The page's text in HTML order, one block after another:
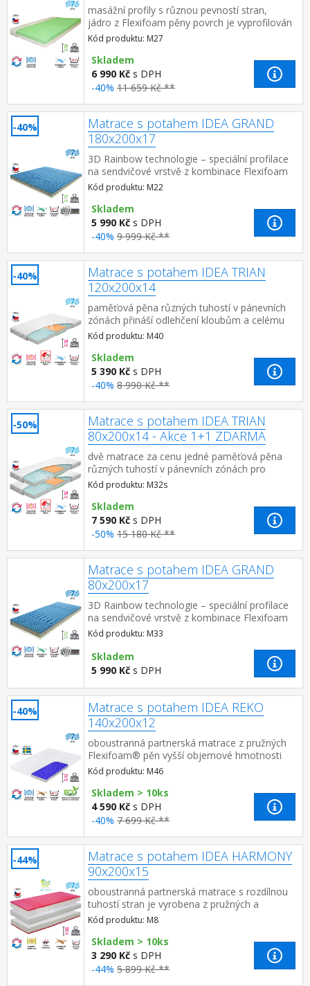
masážní profily s různou pevností stran,
jádro z Flexifoam pěny povrch je vyprofilován
do 7 anatomických zón na obou stranách
tvrdá (bílá) a měkk...
Kód produktu: M27
Skladem
6 990 Kč s DPH
-40% 11 659 Kč **
-40%
Matrace s potahem IDEA GRAND
180x200x17
3D Rainbow technologie – speciální profilace
na sendvičové vrstvě z kombinace Flexifoam
pěn různých vlastností a tuhostí, která zajišťuje
komfort, vzd...
Kód produktu: M22
Skladem
5 990 Kč s DPH
-40% 9 999 Kč **
-40%
Matrace s potahem IDEA TRIAN
120x200x14
paměťová pěna různých tuhostí v pánevních
zónách přináší odlehčení kloubům a celému
pohybovému aparátu 7zónová anatomická
masážní profilace – velice j...
Kód produktu: M40
Skladem
5 390 Kč s DPH
-40% 8 990 Kč **
-50%
Matrace s potahem IDEA TRIAN
80x200x14 - Akce 1+1 ZDARMA
dvě matrace za cenu jedné paměťová pěna
různých tuhostí v pánevních zónách pro
odlehčení kloubům a celému pohybovému
aparátu 7zónová anatomická masážn...
Kód produktu: M32s
Skladem
7 590 Kč s DPH
-50% 15 180 Kč **
Matrace s potahem IDEA GRAND
80x200x17
3D Rainbow technologie – speciální profilace
na sendvičové vrstvě z kombinace Flexifoam
pěn různých vlastností a tuhostí, která zajišťuje
komfort, vzd...
Kód produktu: M33
Skladem
5 990 Kč s DPH
-40%
Matrace s potahem IDEA REKO
140x200x12
oboustranná partnerská matrace z pružných
Flexifoam® pěn vyšší objemové hmotnosti
pro stabilitu, nosnost a dlouhou
životnost měkčí strana RELAX m...
Kód produktu: M46
Skladem > 10ks
4 590 Kč s DPH
-40% 7 699 Kč **
-44%
Matrace s potahem IDEA HARMONY
90x200x15
oboustranná partnerská matrace s rozdílnou
tuhostí stran je vyrobena z pružných a
houževnatých pěn Flexifoam tužší červená
strana má anatomickou ...
Kód produktu: M8
Skladem > 10ks
3 290 Kč s DPH
-44% 5 899 Kč **